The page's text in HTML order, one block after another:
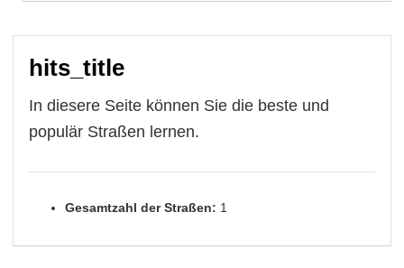
hits_title
In diesere Seite können Sie die beste und
populär Straßen lernen.
Gesamtzahl der Straßen: 1